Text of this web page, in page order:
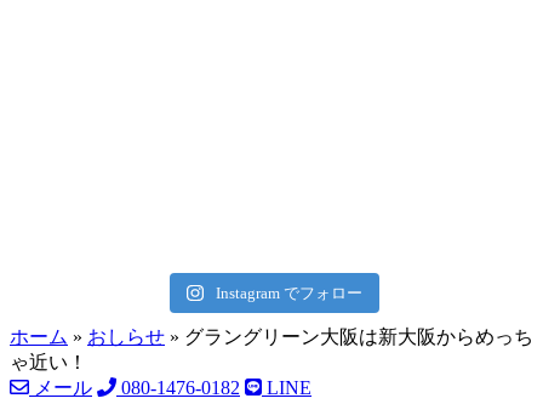
Instagram でフォロー
ホーム » おしらせ » グラングリーン大阪は新大阪からめっち
ゃ近い！
メール
080-1476-0182 LINE